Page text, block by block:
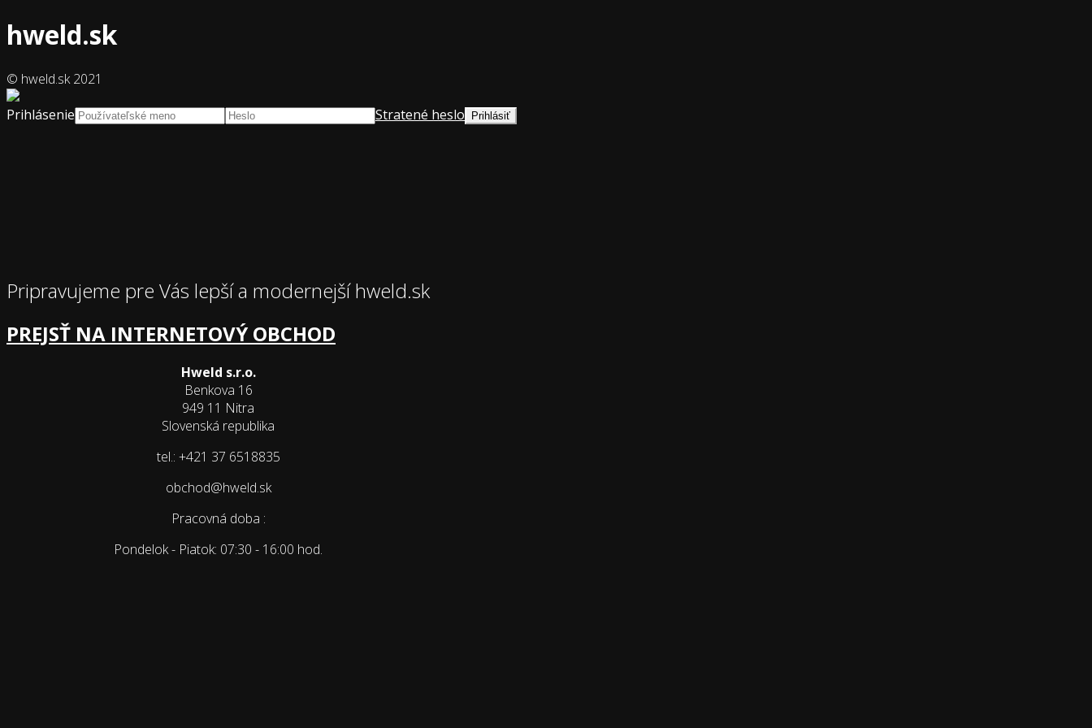
hweld.sk
Pripravujeme pre Vás lepší a modernejší hweld.sk
PREJSŤ NA INTERNETOVÝ OBCHOD
Hweld s.r.o.
Benkova 16
949 11 Nitra
Slovenská republika
tel.: +421 37 6518835
obchod@hweld.sk
Pracovná doba :
Pondelok - Piatok: 07:30 - 16:00 hod.
© hweld.sk 2021
Prihlásenie
Stratené heslo